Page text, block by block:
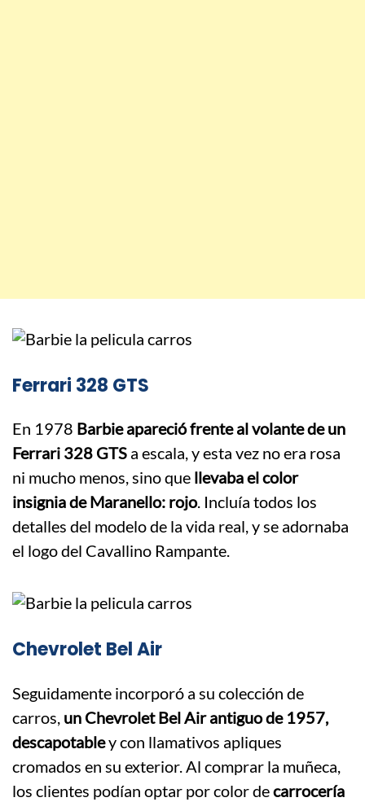
Ferrari 328 GTS
En 1978 Barbie apareció frente al volante de un
Ferrari 328 GTS a escala, y esta vez no era rosa
ni mucho menos, sino que llevaba el color
insignia de Maranello: rojo. Incluía todos los
detalles del modelo de la vida real, y se adornaba
el logo del Cavallino Rampante.
Chevrolet Bel Air
Seguidamente incorporó a su colección de
carros, un Chevrolet Bel Air antiguo de 1957,
descapotabley con llamativos apliques
cromados en su exterior. Al comprar la muñeca,
los clientes podían optar por color decarrocería